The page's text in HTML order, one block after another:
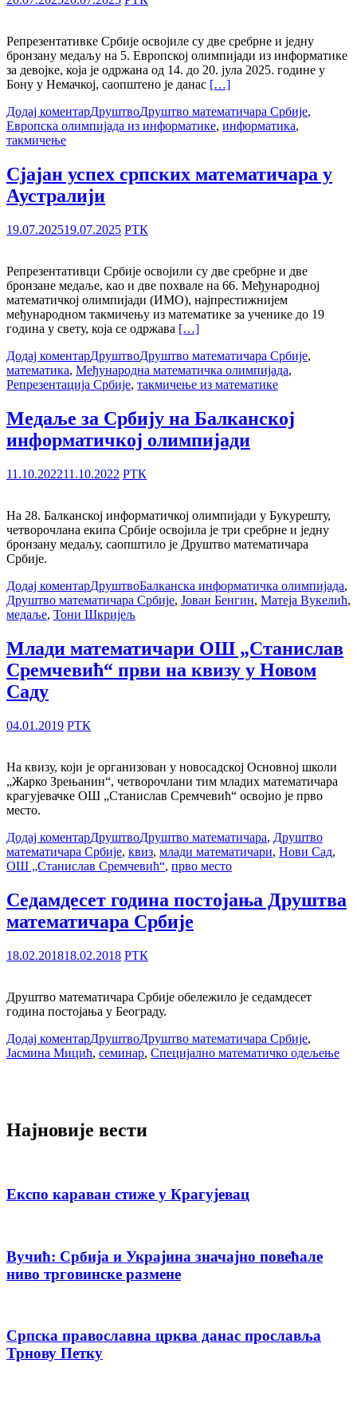
Репрезентативке Србије освојиле су две сребрне и једну
бронзану медаљу на 5. Европској олимпијади из информатике
за девојке, која је одржана од 14. до 20. јула 2025. године у
Бону у Немачкој, саопштено је данас […]
Додај коментарДруштвоДруштво математичара Србије,
Европска олимпијада из информатике, информатика,
такмичење
Сјајан успех српских математичара у
Аустралији
19.07.202519.07.2025 РТК
Репрезентативци Србије освојили су две сребрне и две
бронзане медаље, као и две похвале на 66. Међународној
математичкој олимпијади (ИМО), најпрестижнијем
међународном такмичењу из математике за ученике до 19
година у свету, која се одржава […]
Додај коментарДруштвоДруштво математичара Србије,
математика, Међународна математичка олимпијада,
Репрезентација Србије, такмичење из математике
Медаље за Србију на Балканској
информатичкој олимпијади
11.10.202211.10.2022 РТК
На 28. Балканској информатичкој олимпијади у Букурешту,
четворочлана екипа Србије освојила је три сребрне и једну
бронзану медаљу, саопштило је Друштво математичара
Србије.
Додај коментарДруштвоБалканска информатичка олимпијада,
Друштво математичара Србије, Јован Бенгин, Матеја Вукелић,
медаље, Тони Шкријељ
Млади математичари ОШ „Станислав
Сремчевић“ први на квизу у Новом
Саду
04.01.2019 РТК
На квизу, који је организован у новосадској Основној школи
„Жарко Зрењанин“, четворочлани тим младих математичара
крагујевачке ОШ „Станислав Сремчевић“ освојио је прво
место.
Додај коментарДруштвоДруштво математичара, Друштво
математичара Србије, квиз, млади математичари, Нови Сад,
ОШ „Станислав Сремчевић“, прво место
Седамдесет година постојања Друштва
математичара Србије
18.02.201818.02.2018 РТК
Друштво математичара Србије обележило је седамдесет
година постојања у Београду.
Додај коментарДруштвоДруштво математичара Србије,
Јасмина Мицић, семинар, Специјално математичко одељење
Најновије вести
Експо караван стиже у Крагујевац
Вучић: Србија и Украјина значајно повећале
ниво трговинске размене
Српска православна црква данас прославља
Трнову Петку